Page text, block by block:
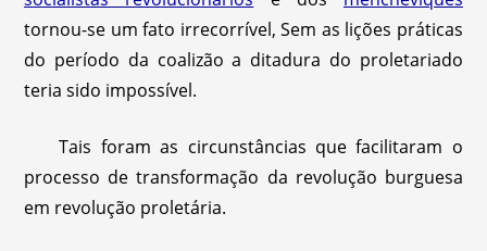
tornou-se um fato irrecorrível, Sem as lições práticas
do período da coalizão a ditadura do proletariado
teria sido impossível.
Tais foram as circunstâncias que facilitaram o
processo de transformação da revolução burguesa
em revolução proletária.